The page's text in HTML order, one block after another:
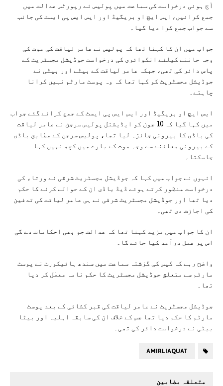
آج ہوئی درخواست کی سماعت میں پولیس نے رپورٹس عدالت میں
جمع کرائیں،ایس ایچ او بریگیڈ اور ایس ایس پی ایسٹ کی جانب
سے جواب جمع کرا دیا گیا۔
جواب میں ان کا کہنا تھا کہ پولیس نے عامر لیاقت کی موت کی
وجہ جاننے کیلئے انکوائری کی درخواست جوڈیشل مجسٹریٹ کے
پاس دائر کی تھی، جبکہ عامر لیاقت کے بیٹے اور بیٹی نے
جوڈیشل مجسٹریٹ کو کہا تھا کہ وہ پوسٹ مارٹم نہیں کرانا
چاہتے۔
ایس ایچ او بریگیڈ اور ایس ایس پی ایسٹ کے جمع کرائے گئے جواب
میں کہا گیا کہ 10 جون کو ایڈیشنل پولیس سرجن نے عامر لیاقت
کی باڈی کا بیرونی جائزہ لیا تھا، پولیس سرجن کے مطابق باڈی
کے بیرونی معائنے سے وجہ موت کے بارے میں کچھ نہیں کہا
جاسکتا۔
انہوں نے جواب میں کہا کہ جوڈیشل مجسٹریٹ شرقی نے ورثاء کی
درخواست منظور کرتے ہوئے ڈیڈ باڈی ان کے حوالے کرنے کا حکم
دیا تھا اور جوڈیشل مجسٹریٹ شرقی نے ہی عامر لیاقت کی تدفین
کی اجازت دی تھی۔
ان کا جواب میں مزید کہنا تھا کہ عدالت جو بھی احکامات دے گی
اس پر عمل درآمد کیا جائے گا۔
واضح رہے کہ کیس کی گزشتہ سماعت میں سندھ ہائیکورٹ نے پوسٹ
مارٹم سے متعلق جوڈیشل مجسٹریٹ کا حکم نامہ معطل کر دیا
تھا۔
جوڈیشل مجسٹریٹ نے عامر لیاقت کی قبر کشائی کے بعد پوسٹ
مارٹم کا حکم دیا تھا جس کے خلاف ان کی سابقہ اہلیہ اور بیٹا
بیٹی نے درخواست دائر کی تھی۔
AMIRLIAQUAT
متعلقہ مضامین